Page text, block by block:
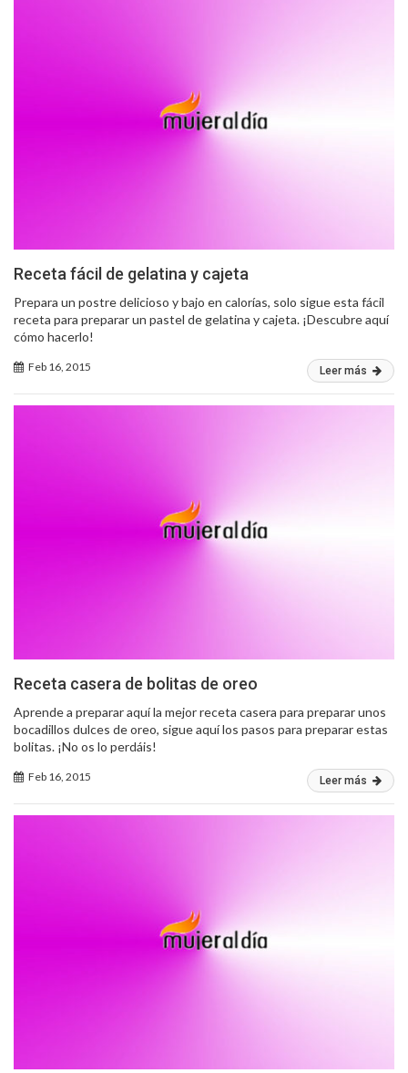
Receta fácil de gelatina y cajeta
Prepara un postre delicioso y bajo en calorías, solo sigue esta fácil
receta para preparar un pastel de gelatina y cajeta. ¡Descubre aquí
cómo hacerlo!
Feb 16, 2015 Leer más
Receta casera de bolitas de oreo
Aprende a preparar aquí la mejor receta casera para preparar unos
bocadillos dulces de oreo, sigue aquí los pasos para preparar estas
bolitas. ¡No os lo perdáis!
Feb 16, 2015 Leer más